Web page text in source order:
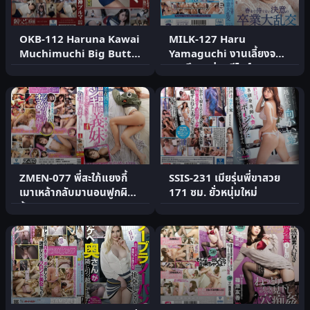
OKB-112 Haruna Kawai
Muchimuchi Big Butt
God Bloomers
MILK-127 Haru
Yamaguchi งานเลี้ยงจบ
การศึกษาก่อนรีไทร์
ZMEN-077 พี่สะใภ้แยงกี้
เมาเหล้ากลับมานอนฟูกผิด
ห้อง
SSIS-231 เมียรุ่นพี่ขาสวย
171 ซม. ยั่วหนุ่มใหม่